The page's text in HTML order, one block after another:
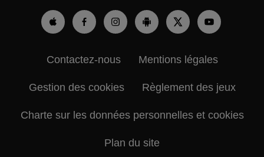
Contactez-nous Mentions légales
Gestion des cookies Règlement des jeux
Charte sur les données personnelles et cookies
Plan du site